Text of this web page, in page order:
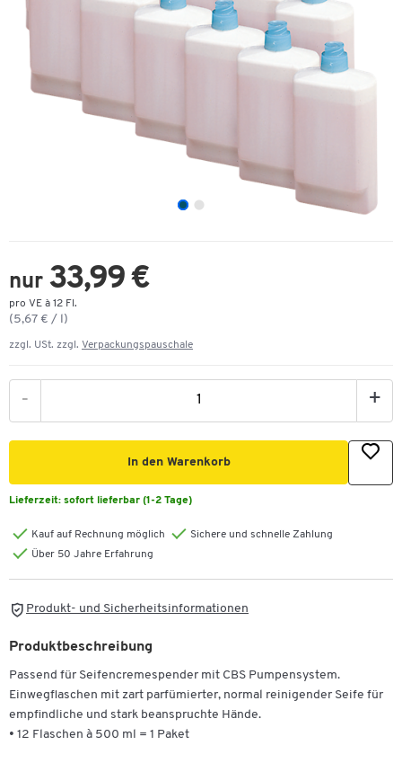
nur 33,99 €
pro VE à 12 Fl.
(5,67 € / l)
zzgl. USt. zzgl. Verpackungspauschale
- +
In den Warenkorb
Lieferzeit: sofort lieferbar (1-2 Tage)
Kauf auf Rechnung möglich
Sichere und schnelle Zahlung
Über 50 Jahre Erfahrung
Produkt- und Sicherheitsinformationen
Produktbeschreibung
Passend für Seifencremespender mit CBS Pumpensystem.
Einwegflaschen mit zart parfümierter, normal reinigender Seife für
empfindliche und stark beanspruchte Hände.
• 12 Flaschen à 500 ml = 1 Paket